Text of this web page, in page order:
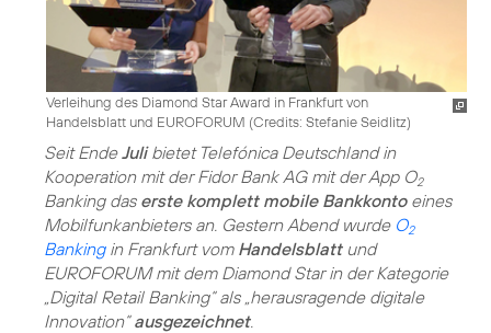
Verleihung des Diamond Star Award in Frankfurt von
Handelsblatt und EUROFORUM (Credits: Stefanie Seidlitz)
Seit EndeJulibietet Telefónica Deutschland in
Kooperation mit der Fidor Bank AG mit der App O2
Banking das erste komplett mobile Bankkontoeines
Mobilfunkanbieters an. Gestern Abend wurde O2
Bankingin Frankfurt vom Handelsblattund
EUROFORUM mit dem Diamond Star in der Kategorie
„Digital Retail Banking“ als „herausragende digitale
Innovation“ausgezeichnet.